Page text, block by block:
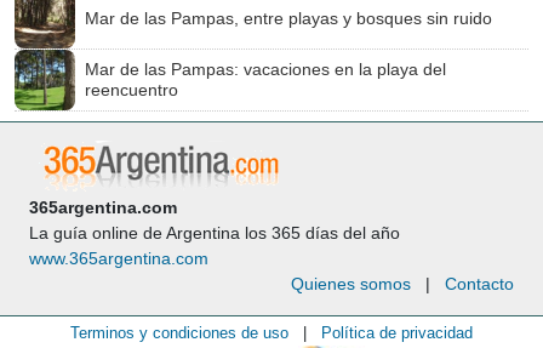
Mar de las Pampas, entre playas y bosques sin ruido
Mar de las Pampas: vacaciones en la playa del
reencuentro
365argentina.com
La guía online de Argentina los 365 días del año
www.365argentina.com
Quienes somos | Contacto
Terminos y condiciones de uso
Política de privacidad